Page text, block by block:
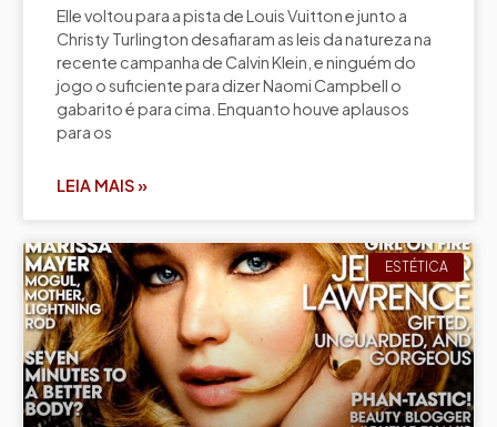
Elle voltou para a pista de Louis Vuitton e junto a
Christy Turlington desafiaram as leis da natureza na
recente campanha de Calvin Klein, e ninguém do
jogo o suficiente para dizer Naomi Campbell o
gabarito é para cima. Enquanto houve aplausos
para os
LEIA MAIS »
ESTÉTICA